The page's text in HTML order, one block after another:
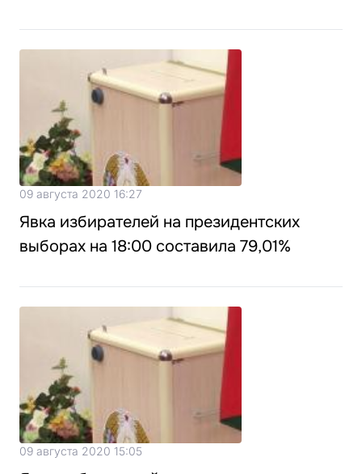
09 августа 2020 16:27
Явка избирателей на президентских
выборах на 18:00 составила 79,01%
09 августа 2020 15:05